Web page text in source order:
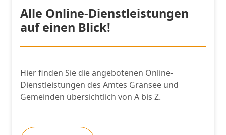
Alle Online-Dienstleistungen
auf einen Blick!
Hier finden Sie die angebotenen Online-
Dienstleistungen des Amtes Gransee und
Gemeinden übersichtlich von A bis Z.